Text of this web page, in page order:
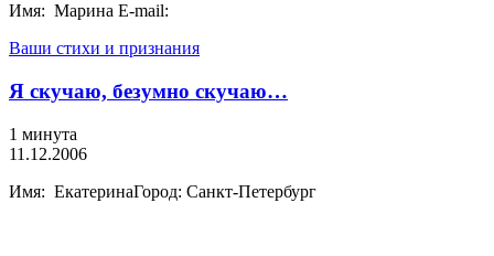
Имя: Марина E-mail:
Ваши стихи и признания
Я скучаю, безумно скучаю…
1 минута
11.12.2006
Имя: ЕкатеринаГород: Санкт-Петербург